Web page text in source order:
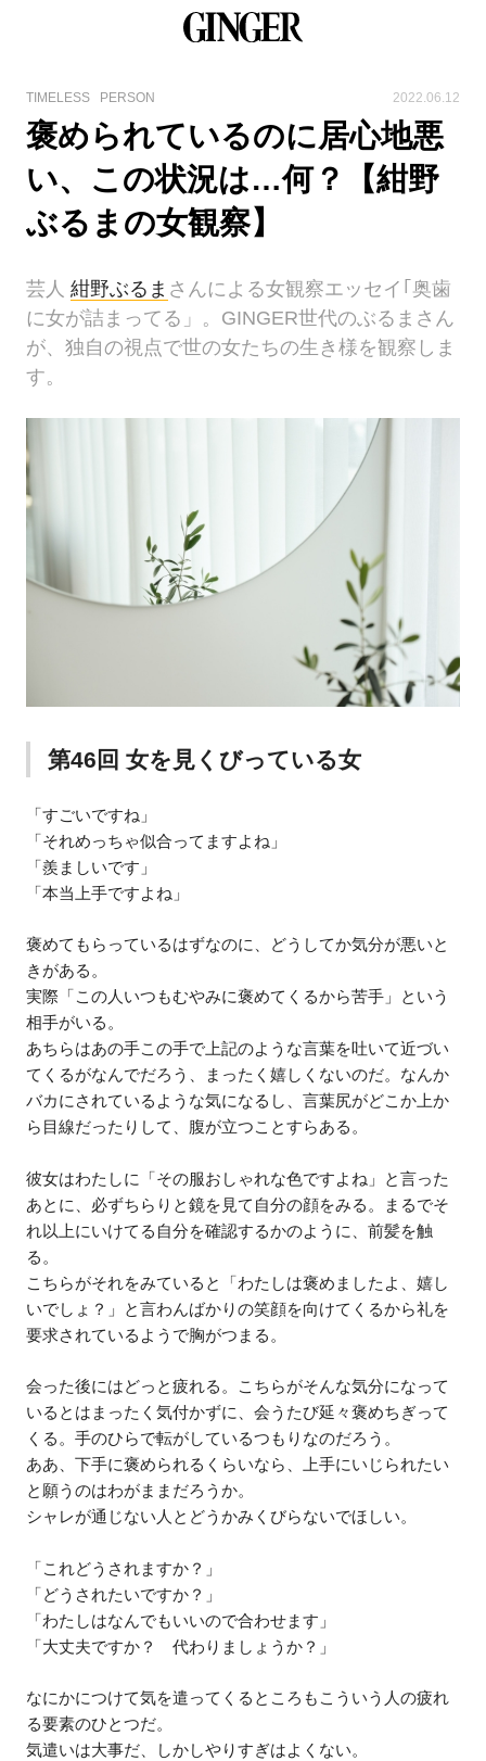
TIMELESS PERSON 2022.06.12
褒められているのに居心地悪
い、この状況は…何？【紺野
ぶるまの女観察】
芸人紺野ぶるま さんによる女観察エッセイ｢奥歯
に女が詰まってる」。GINGER世代のぶるまさん
が、独自の視点で世の女たちの生き様を観察しま
す。
第46回 女を見くびっている女
「すごいですね」
「それめっちゃ似合ってますよね」
「羨ましいです」
「本当上手ですよね」
褒めてもらっているはずなのに、どうしてか気分が悪いと
きがある。
実際「この人いつもむやみに褒めてくるから苦手」という
相手がいる。
あちらはあの手この手で上記のような言葉を吐いて近づい
てくるがなんでだろう、まったく嬉しくないのだ。なんか
バカにされているような気になるし、言葉尻がどこか上か
ら目線だったりして、腹が立つことすらある。
彼女はわたしに「その服おしゃれな色ですよね」と言った
あとに、必ずちらりと鏡を見て自分の顔をみる。まるでそ
れ以上にいけてる自分を確認するかのように、前髪を触
る。
こちらがそれをみていると「わたしは褒めましたよ、嬉し
いでしょ？」と言わんばかりの笑顔を向けてくるから礼を
要求されているようで胸がつまる。
会った後にはどっと疲れる。こちらがそんな気分になって
いるとはまったく気付かずに、会うたび延々褒めちぎって
くる。手のひらで転がしているつもりなのだろう。
ああ、下手に褒められるくらいなら、上手にいじられたい
と願うのはわがままだろうか。
シャレが通じない人とどうかみくびらないでほしい。
「これどうされますか？」
「どうされたいですか？」
「わたしはなんでもいいので合わせます」
「大丈夫ですか？ 代わりましょうか？」
なにかにつけて気を遣ってくるところもこういう人の疲れ
る要素のひとつだ。
気遣いは大事だ、しかしやりすぎはよくない。